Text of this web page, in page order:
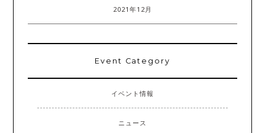
2021年12月
Event Category
イベント情報
ニュース